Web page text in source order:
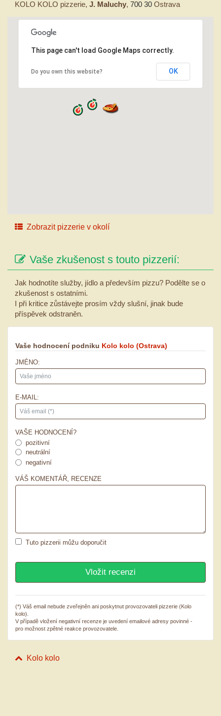
KOLO KOLO pizzerie, J. Maluchy, 700 30 Ostrava
This page can't load Google Maps correctly.
Do you own this website? OK
Zobrazit pizzerie v okolí
Vaše zkušenost s touto pizzerií:
Jak hodnotíte služby, jídlo a především pizzu? Podělte se o
zkušenost s ostatními.
I při kritice zůstávejte prosím vždy slušní, jinak bude
příspěvek odstraněn.
Vaše hodnocení podniku Kolo kolo (Ostrava)
JMÉNO:
E-MAIL:
VAŠE HODNOCENÍ?
pozitivní
neutrální
negativní
VÁŠ KOMENTÁŘ, RECENZE
Tuto pizzerii můžu doporučit
(*) Váš email nebude zveřejněn ani poskytnut provozovateli pizzerie (Kolo
kolo).
V případě vložení negativní recenze je uvedení emailové adresy povinné -
pro možnost zpětné reakce provozovatele.
Kolo kolo